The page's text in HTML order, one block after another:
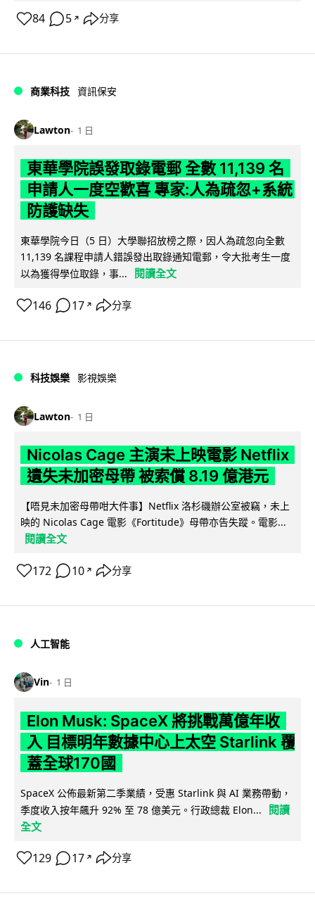
84 5 ↗ 分享
商業科技 資訊保安
Lawton 1 日
東華學院誤發取錄電郵 全數 11,139 名
申請人一度空歡喜 專家:人為疏忽+系統
防護缺失
東華學院今日（5 日）大學聯招放榜之際，因人為疏忽向全數
11,139 名課程申請人錯誤發出取錄通知電郵，令大批考生一度
以為獲得學位取錄，事...
閱讀全文
146 17 ↗ 分享
科技娛樂 影視娛樂
Lawton 1 日
Nicolas Cage 主演未上映電影 Netflix
遺失未加密母帶 被索償 8.19 億港元
【唔見未加密母帶咁大件事】Netflix 洛杉磯辦公室被竊，未上
映的 Nicolas Cage 電影《Fortitude》母帶亦告失蹤。電影...
閱讀全文
172 10 ↗ 分享
人工智能
Vin 1 日
Elon Musk: SpaceX 將挑戰萬億年收
入 目標明年數據中心上太空 Starlink 覆
蓋全球170國
SpaceX 公佈最新第二季業績，受惠 Starlink 與 AI 業務帶動，
季度收入按年飆升 92% 至 78 億美元。行政總裁 Elon...
閱讀
全文
129 17 ↗ 分享